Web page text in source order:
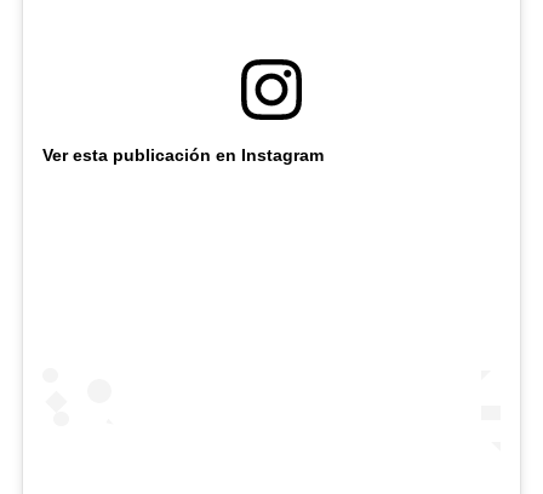
Ver esta publicación en Instagram